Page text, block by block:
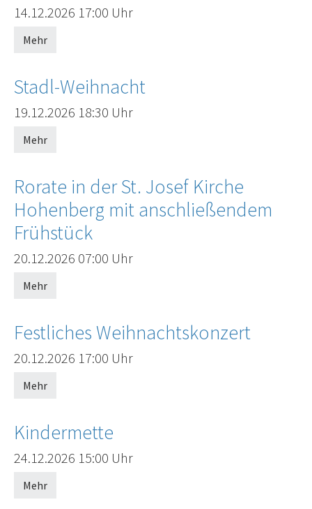
14.12.2026 17:00 UhrOffenes Ende
Mehr
Stadl-Weihnacht
19.12.2026 18:30 UhrOffenes Ende
Mehr
Rorate in der St. Josef Kirche
Hohenberg mit anschließendem
Frühstück
20.12.2026 07:00 UhrOffenes Ende
Mehr
Festliches Weihnachtskonzert
20.12.2026 17:00 UhrOffenes Ende
Mehr
Kindermette
24.12.2026 15:00 UhrOffenes Ende
Mehr